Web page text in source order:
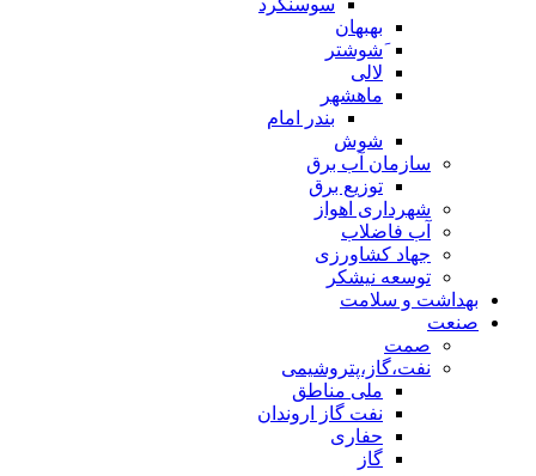
ُسوسنگرد
بهبهان
َشوشتر
لالی
ماهشهر
بندر امام
شوش
سازمان آب برق
توزیع برق
شهرداری اهواز
آب فاضلاب
جهاد کشاورزی
توسعه نیشکر
بهداشت و سلامت
صنعت
صمت
نفت،گاز،پتروشیمی
ملی مناطق
نفت گاز اروندان
حفاری
گاز